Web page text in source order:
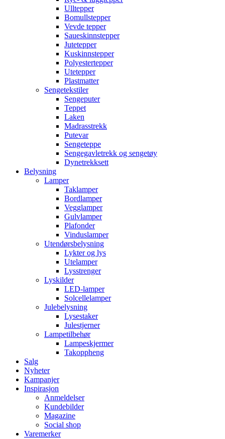
Ulltepper
Bomullstepper
Vevde tepper
Saueskinnstepper
Jutetepper
Kuskinnstepper
Polyestertepper
Utetepper
Plastmatter
Sengetekstiler
Sengeputer
Teppet
Laken
Madrasstrekk
Putevar
Sengeteppe
Sengegavletrekk og sengetøy
Dynetrekksett
Belysning
Lamper
Taklamper
Bordlamper
Vegglamper
Gulvlamper
Plafonder
Vinduslamper
Utendørsbelysning
Lykter og lys
Utelamper
Lysstrenger
Lyskilder
LED-lamper
Solcellelamper
Julebelysning
Lysestaker
Julestjerner
Lampetilbehør
Lampeskjermer
Takoppheng
Salg
Nyheter
Kampanjer
Inspirasjon
Anmeldelser
Kundebilder
Magazine
Social shop
Varemerker